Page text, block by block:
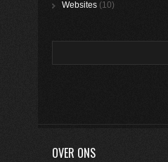
Websites (10)
OVER ONS